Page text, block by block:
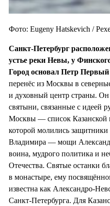
Фото: Eugeny Hatskevich /
Санкт-Петербург
устье реки Невы, у
Город основал Петр Первый
перенёс из Москвы в
и духовный центр страны. Он
святыни, связанные с идеей
Москвы — список Казанской
которой молились
Владимира — мощи
воина, мудрого политика и
Отечества. Святые останки
в монастыре, ему
известна как Александро-
Санкт-Петербурга. Для